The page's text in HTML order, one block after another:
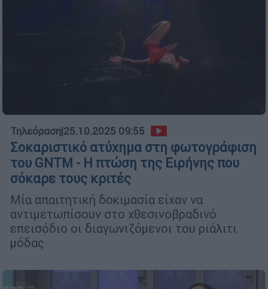
Τηλεόραση|25.10.2025 09:55
Σοκαριστικό ατύχημα στη φωτογράφιση
του GNTM - Η πτώση της Ειρήνης που
σόκαρε τους κριτές
Μία απαιτητική δοκιμασία είχαν να
αντιμετωπίσουν στο χθεσινοβραδινό
επεισόδιο οι διαγωνιζόμενοι του ριάλιτι
μόδας